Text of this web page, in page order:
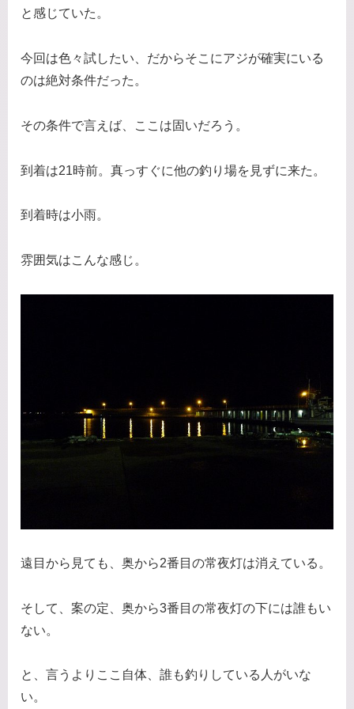
と感じていた。
今回は色々試したい、だからそこにアジが確実にいる
のは絶対条件だった。
その条件で言えば、ここは固いだろう。
到着は21時前。真っすぐに他の釣り場を見ずに来た。
到着時は小雨。
雰囲気はこんな感じ。
遠目から見ても、奥から2番目の常夜灯は消えている。
そして、案の定、奥から3番目の常夜灯の下には誰もい
ない。
と、言うよりここ自体、誰も釣りしている人がいな
い。